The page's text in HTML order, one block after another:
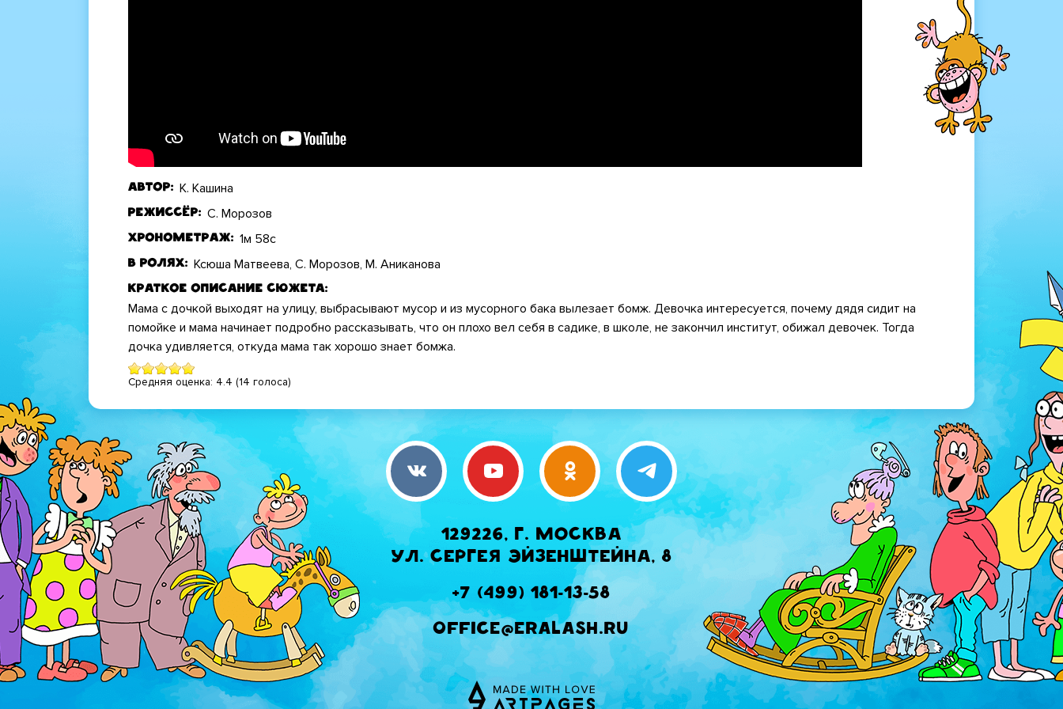
Автор К. Кашина
Режиссёр С. Морозов
Хронометраж 1м 58с
В ролях Ксюша Матвеева, С. Морозов, М. Аниканова
Краткое описание сюжета
Мама с дочкой выходят на улицу, выбрасывают мусор и из мусорного бака вылезает бомж. Девочка интересуется, почему дядя сидит на
помойке и мама начинает подробно рассказывать, что он плохо вел себя в садике, в школе, не закончил институт, обижал девочек. Тогда
дочка удивляется, откуда мама так хорошо знает бомжа.
Средняя оценка: 4.4 (14 голоса)
129226, г. Москва
ул. Сергея Эйзенштейна, 8
+7 (499) 181-13-58
office@eralash.ru